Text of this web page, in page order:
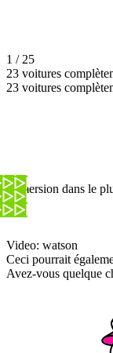
1 / 25
23 voitures
23 voitures
Immersion dans le
Video: watson
Ceci pourrait
Avez-vous quelque